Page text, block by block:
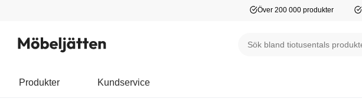
Över 200 000 produkter
Produkter Kundservice